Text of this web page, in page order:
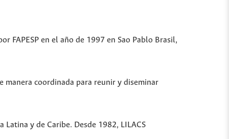
FAPESP en el año de 1997 en Sao Pablo Brasil,
manera coordinada para reunir y diseminar
y de Caribe. Desde 1982, LILACS